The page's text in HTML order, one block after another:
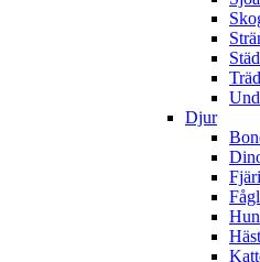
Djur